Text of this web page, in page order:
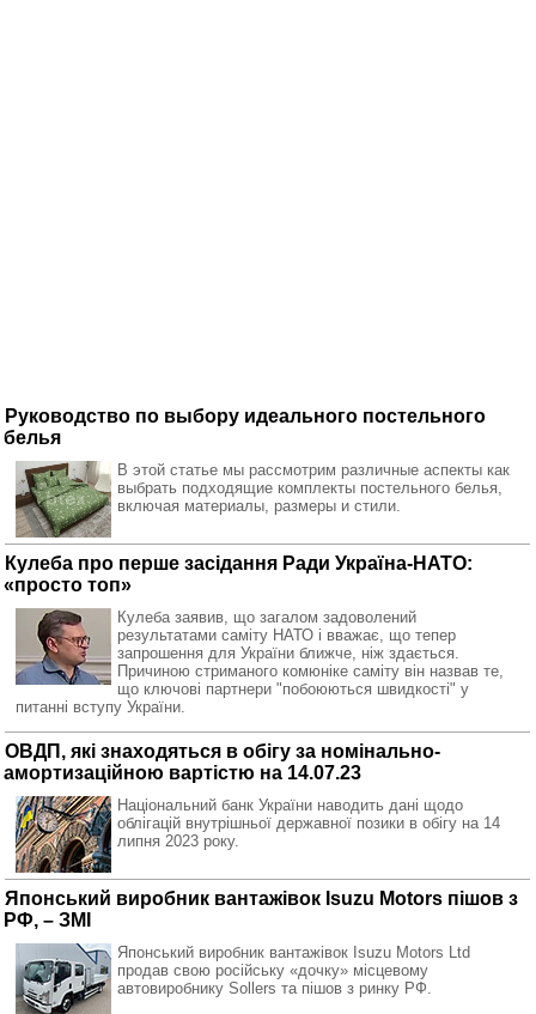
Руководство по выбору идеального постельного
белья
В этой статье мы рассмотрим различные аспекты как
выбрать подходящие комплекты постельного белья,
включая материалы, размеры и стили.
Кулеба про перше засідання Ради Україна-НАТО:
«просто топ»
Кулеба заявив, що загалом задоволений
результатами саміту НАТО і вважає, що тепер
запрошення для України ближче, ніж здається.
Причиною стриманого комюніке саміту він назвав те,
що ключові партнери "побоюються швидкості" у
питанні вступу України.
ОВДП, які знаходяться в обігу за номінально-
амортизаційною вартістю на 14.07.23
Національний банк України наводить дані щодо
облігацій внутрішньої державної позики в обігу на 14
липня 2023 року.
Японський виробник вантажівок Isuzu Motors пішов з
РФ, – ЗМІ
Японський виробник вантажівок Isuzu Motors Ltd
продав свою російську «дочку» місцевому
автовиробнику Sollers та пішов з ринку РФ.